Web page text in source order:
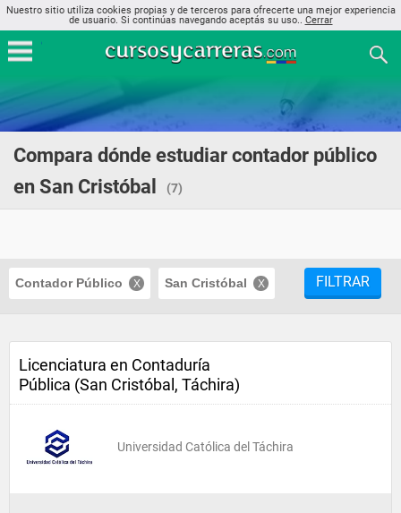
Nuestro sitio utiliza cookies propias y de terceros para ofrecerte una mejor experiencia
de usuario. Si continúas navegando aceptás su uso.. Cerrar
Compara dónde estudiar contador público
en San Cristóbal
(7)
Contador Público San Cristóbal FILTRAR
Licenciatura en Contaduría
Pública (San Cristóbal, Táchira)
Universidad Católica del Táchira